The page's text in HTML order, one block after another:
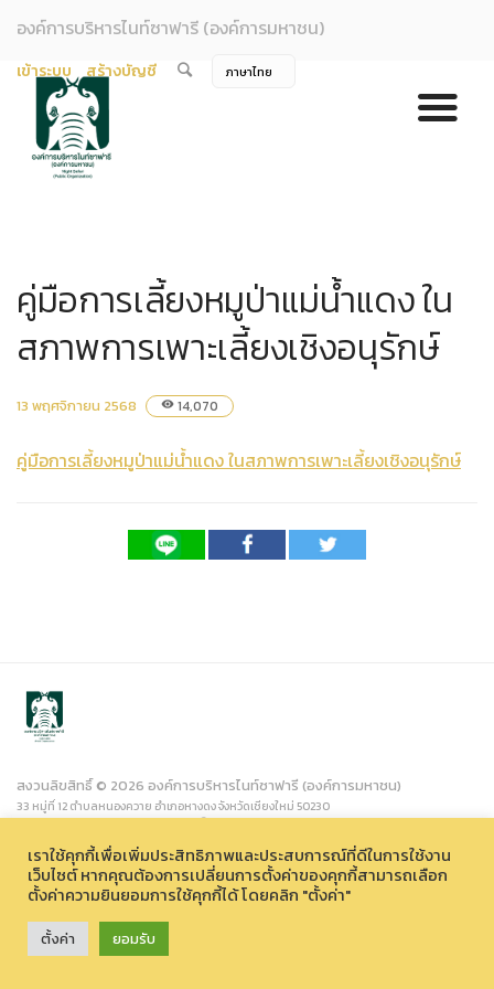
องค์การบริหารไนท์ซาฟารี (องค์การมหาชน)
เข้าระบบ สร้างบัญชี
คู่มือการเลี้ยงหมูป่าแม่น้ำแดง ใน
สภาพการเพาะเลี้ยงเชิงอนุรักษ์
13 พฤศจิกายน 2568 visibility 14,070
คู่มือการเลี้ยงหมูป่าแม่น้ำแดง ในสภาพการเพาะเลี้ยงเชิงอนุรักษ์
สงวนลิขสิทธิ์ © 2026 องค์การบริหารไนท์ซาฟารี (องค์การมหาชน)
33 หมู่ที่ 12 ตำบลหนองควาย อำเภอหางดง จังหวัดเชียงใหม่ 50230
เราใช้คุกกี้เพื่อเพิ่มประสิทธิภาพและประสบการณ์ที่ดีในการใช้งาน
เว็บไซต์ หากคุณต้องการเปลี่ยนการตั้งค่าของคุกกี้สามารถเลือก
ตั้งค่าความยินยอมการใช้คุกกี้ได้ โดยคลิก "ตั้งค่า"
ตั้งค่า ยอมรับ